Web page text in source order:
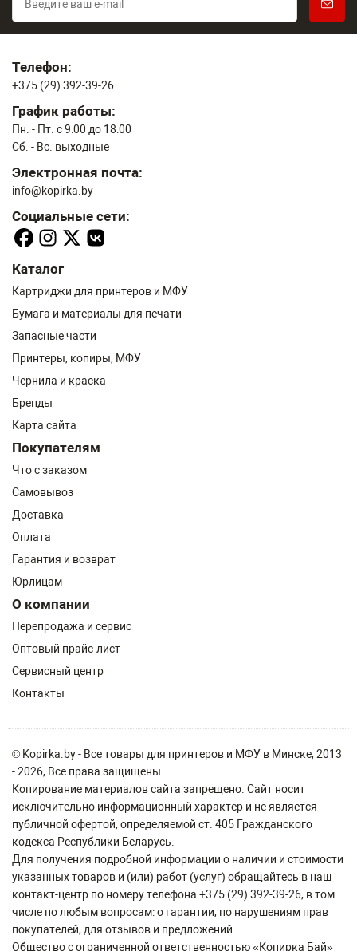
Телефон:
+375 (29) 392-39-26
График работы:
Пн. - Пт. с 9:00 до 18:00
Сб. - Вс. выходные
Электронная почта:
info@kopirka.by
Социальные сети:
Каталог
Картриджи для принтеров и МФУ
Бумага и материалы для печати
Запасные части
Принтеры, копиры, МФУ
Чернила и краска
Бренды
Карта сайта
Покупателям
Что с заказом
Самовывоз
Доставка
Оплата
Гарантия и возврат
Юрлицам
О компании
Перепродажа и сервис
Оптовый прайс-лист
Сервисный центр
Контакты
© Kopirka.by - Все товары для принтеров и МФУ в Минске, 2013
- 2026, Все права защищены.
Копирование материалов сайта запрещено. Сайт носит
исключительно информационный характер и не является
публичной офертой, определяемой ст. 405 Гражданского
кодекса Республики Беларусь.
Для получения подробной информации о наличии и стоимости
указанных товаров и (или) работ (услуг) обращайтесь в наш
контакт-центр по номеру телефона +375 (29) 392-39-26, в том
числе по любым вопросам: о гарантии, по нарушениям прав
покупателей, для отзывов и предложений.
Общество с ограниченной ответственностью «Копирка Бай»